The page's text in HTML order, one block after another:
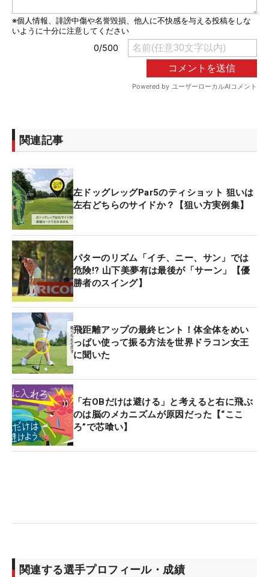
関連記事
左ドッグレッグPar5のティショット 狙いは
左右どちらのサイドか？【狙い方実例集】
パターのリズム「イチ、ニー、サン」では
危険!? 山下美夢有は最後が「サーン」【優
勝者のスイング】
飛距離アップの最終ヒント！体全体をめい
っぱい使って振る方法を世界ドラコン女王
に聞いた
「右OBだけは避ける」と考えると右に飛ぶ
のは脳のメカニズムが原因だった【“ここ
ろ”で芯喰い】
関連する選手プロフィール・成績